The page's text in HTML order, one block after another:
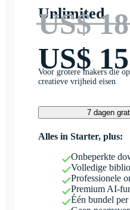
Unlimited
US$ 18
US$ 15
Voor grotere makers die
creatieve vrijheid eisen
7 dagen
Alles in Starter, plus:
Onbeperkte
Volledige
Professionele
Premium AI-
Één bundel per